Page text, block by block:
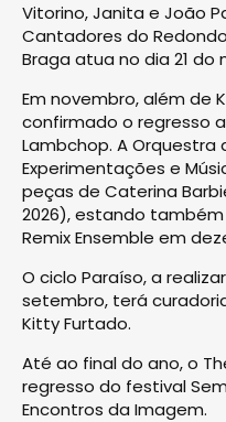
Vitorino, Janita e João
Cantadores do
Braga atua no dia 21 do
Em novembro, além de
confirmado o regresso
Lambchop. A Orquestra
Experimentações e
peças de Caterina
2026), estando
Remix Ensemble em
O ciclo Paraíso, a
setembro, terá curadoria
Kitty Furtado.
Até ao final do ano, o
regresso do festival
Encontros da Imagem.